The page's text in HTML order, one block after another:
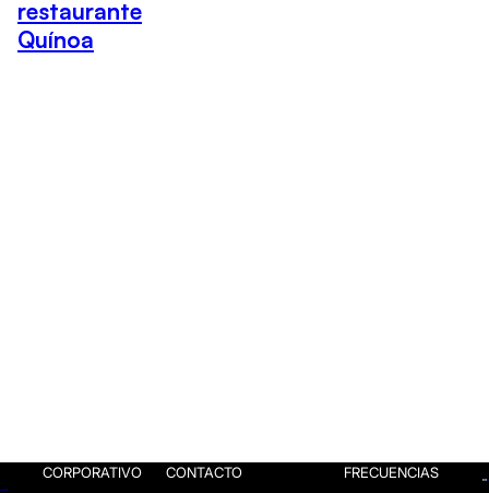
restaurante
Quínoa
CORPORATIVO CONTACTO FRECUENCIAS